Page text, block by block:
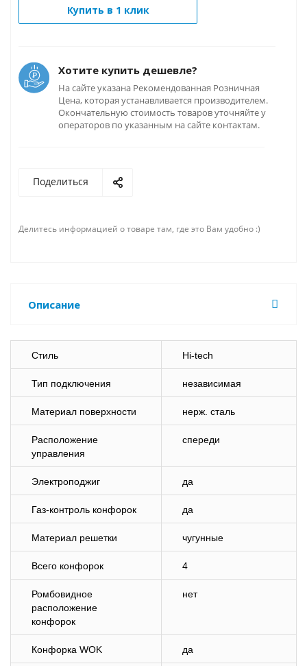
Купить в 1 клик
Хотите купить дешевле?
На сайте указана Рекомендованная Розничная
Цена, которая устанавливается производителем.
Окончательную стоимость товаров уточняйте у
операторов по указанным на сайте контактам.
Поделиться
Делитесь информацией о товаре там, где это Вам удобно :)
Описание
Стиль Hi-tech
Тип подключения независимая
Материал поверхности нерж. сталь
Расположение
управления
спереди
Электроподжиг да
Газ-контроль конфорок да
Материал решетки чугунные
Всего конфорок 4
Ромбовидное
расположение
конфорок
нет
Конфорка WOK да